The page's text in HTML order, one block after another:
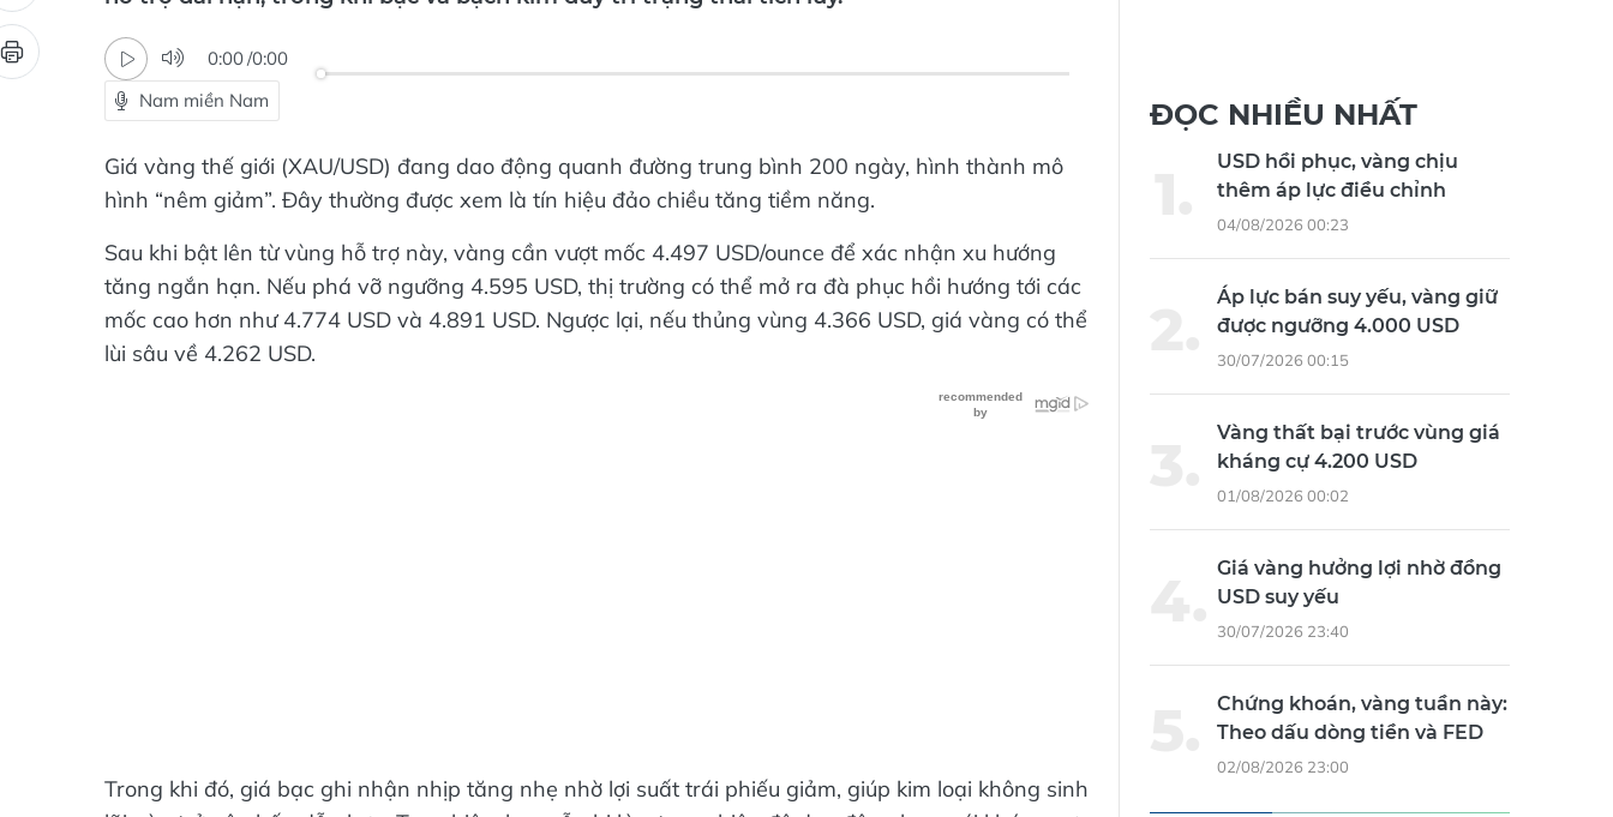
hỗ trợ dài hạn, trong khi bạc và bạch kim duy trì trạng thái tích lũy.
0:00 /0:00
Nam miền Nam
Giá vàng thế giới (XAU/USD) đang dao động quanh đường trung bình 200 ngày, hình thành mô
hình “nêm giảm”. Đây thường được xem là tín hiệu đảo chiều tăng tiềm năng.
Sau khi bật lên từ vùng hỗ trợ này, vàng cần vượt mốc 4.497 USD/ounce để xác nhận xu hướng
tăng ngắn hạn. Nếu phá vỡ ngưỡng 4.595 USD, thị trường có thể mở ra đà phục hồi hướng tới các
mốc cao hơn như 4.774 USD và 4.891 USD. Ngược lại, nếu thủng vùng 4.366 USD, giá vàng có thể
lùi sâu về 4.262 USD.
Trong khi đó, giá bạc ghi nhận nhịp tăng nhẹ nhờ lợi suất trái phiếu giảm, giúp kim loại không sinh
ĐỌC NHIỀU NHẤT
USD hồi phục, vàng chịu
thêm áp lực điều chỉnh
04/08/2026 00:23
Áp lực bán suy yếu, vàng giữ
được ngưỡng 4.000 USD
30/07/2026 00:15
Vàng thất bại trước vùng giá
kháng cự 4.200 USD
01/08/2026 00:02
Giá vàng hưởng lợi nhờ đồng
USD suy yếu
30/07/2026 23:40
Chứng khoán, vàng tuần này:
Theo dấu dòng tiền và FED
02/08/2026 23:00